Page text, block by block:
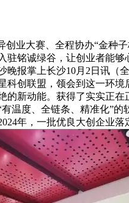
业大赛、全程协办“金种子
驻铭诚绿谷，让创业者能
晚报掌上长沙10月2日讯（
科创联盟，领会到这一环
的新动能。获得了实实正
温度、全链条、精准化”
年，一批优良大创企业